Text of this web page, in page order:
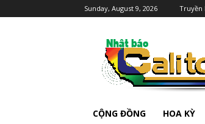
Sunday, August 9, 2026 Truyền
CỘNG ĐỒNG HOA KỲ